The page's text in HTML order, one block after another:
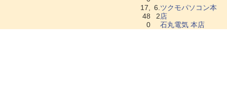
17,
48
0
6.
2
ツクモパソコン本
店
石丸電気 本店